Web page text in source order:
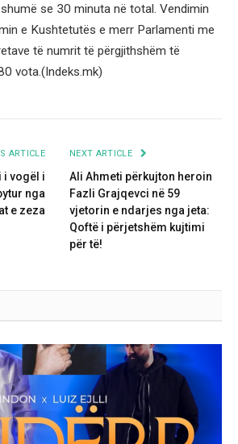
se 30 minuta në total. Vendimin
e Kushtetutës e merr Parlamenti me
të numrit të përgjithshëm të
vota.(Indeks.mk)
ARTICLE
i vogël i
nga
e zeza
NEXT ARTICLE
Ali Ahmeti përkujton heroin
Fazli Grajqevci në 59
vjetorin e ndarjes nga jeta:
Qoftë i përjetshëm kujtimi
për të!